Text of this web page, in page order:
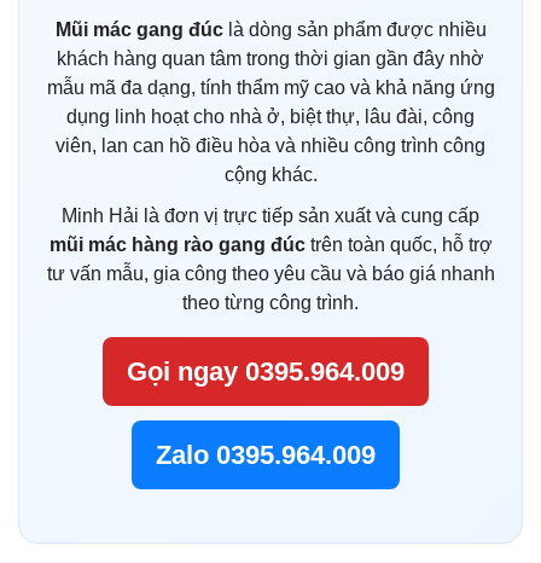
Mũi mác gang đúclà dòng sản phẩm được nhiều
khách hàng quan tâm trong thời gian gần đây nhờ
mẫu mã đa dạng, tính thẩm mỹ cao và khả năng ứng
dụng linh hoạt cho nhà ở, biệt thự, lâu đài, công
viên, lan can hồ điều hòa và nhiều công trình công
cộng khác.
Minh Hải là đơn vị trực tiếp sản xuất và cung cấp
mũi mác hàng rào gang đúctrên toàn quốc, hỗ trợ
tư vấn mẫu, gia công theo yêu cầu và báo giá nhanh
theo từng công trình.
Gọi ngay 0395.964.009
Zalo 0395.964.009